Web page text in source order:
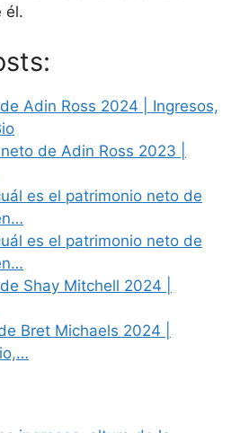
él.
Adin Ross 2024 | Ingresos,
de Adin Ross 2023 |
es el patrimonio neto de
es el patrimonio neto de
Shay Mitchell 2024 |
Bret Michaels 2024 |